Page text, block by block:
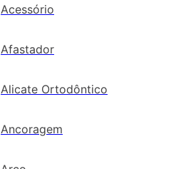
Acessório
Afastador
Alicate Ortodôntico
Ancoragem